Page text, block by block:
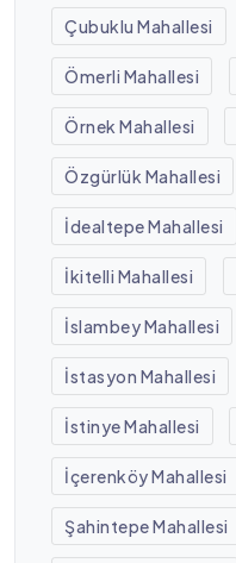
Çubuklu Mahallesi
Ömerli Mahallesi
Örnek Mahallesi
Özgürlük Mahallesi
İdealtepe Mahallesi
İkitelli Mahallesi
İslambey Mahallesi
İstasyon Mahallesi
İstinye Mahallesi
İçerenköy Mahallesi
Şahintepe Mahallesi